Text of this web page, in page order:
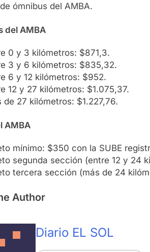
ómnibus del AMBA.
del AMBA
0 y 3 kilómetros: $871,3.
3 y 6 kilómetros: $835,32.
6 y 12 kilómetros: $952.
12 y 27 kilómetros: $1.075,37.
de 27 kilómetros: $1.227,76.
AMBA
mínimo: $350 con la SUBE
segunda sección (entre 12 y 24
tercera sección (más de 24
Author
Diario EL SOL